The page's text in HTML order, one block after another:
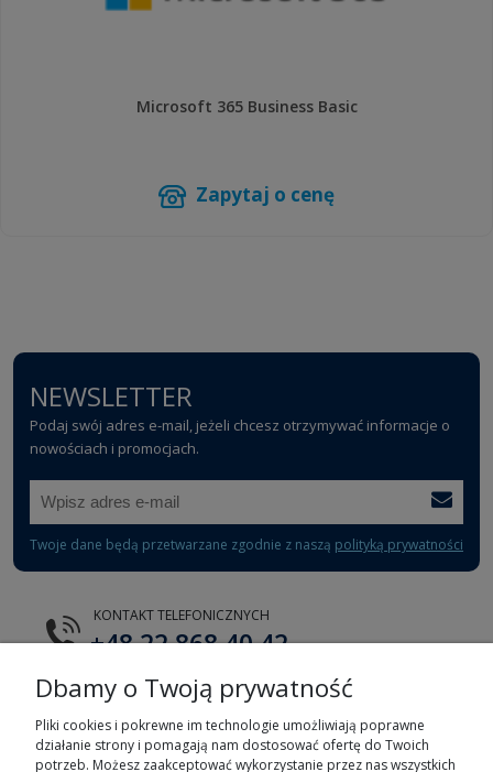
Microsoft 365 Business Basic
Zapytaj o cenę
NEWSLETTER
Podaj swój adres e-mail, jeżeli chcesz otrzymywać informacje o
nowościach i promocjach.
Twoje dane będą przetwarzane zgodnie z naszą polityką prywatności
KONTAKT TELEFONICZNYCH
+48 22 868 40 42
E-MAIL
tts@tts.com.pl
Dbamy o Twoją prywatność
Pliki cookies i pokrewne im technologie umożliwiają poprawne
działanie strony i pomagają nam dostosować ofertę do Twoich
potrzeb. Możesz zaakceptować wykorzystanie przez nas wszystkich